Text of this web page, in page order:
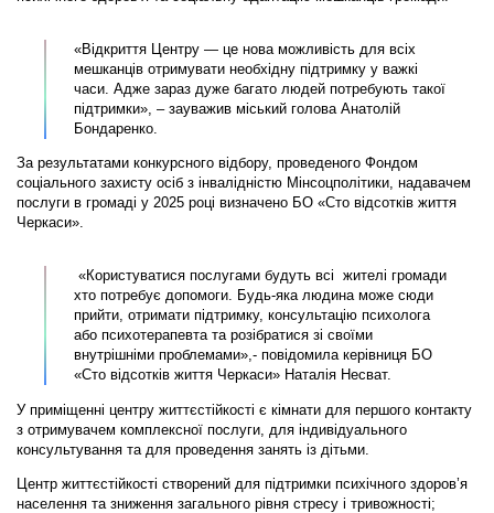
«Відкриття Центру — це нова можливість для всіх
мешканців отримувати необхідну підтримку у важкі
часи. Адже зараз дуже багато людей потребують такої
підтримки», – зауважив міський голова Анатолій
Бондаренко.
За результатами конкурсного відбору, проведеного Фондом
соціального захисту осіб з інвалідністю Мінсоцполітики, надавачем
послуги в громаді у 2025 році визначено БО «Сто відсотків життя
Черкаси».
«Користуватися послугами будуть всі жителі громади
хто потребує допомоги. Будь-яка людина може сюди
прийти, отримати підтримку, консультацію психолога
або психотерапевта та розібратися зі своїми
внутрішніми проблемами»,- повідомила керівниця БО
«Сто відсотків життя Черкаси» Наталія Несват.
У приміщенні центру життєстійкості є кімнати для першого контакту
з отримувачем комплексної послуги, для індивідуального
консультування та для проведення занять із дітьми.
Центр життєстійкості створений для підтримки психічного здоров’я
населення та зниження загального рівня стресу і тривожності;